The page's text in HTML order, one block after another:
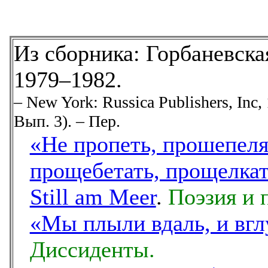
Из сборника:
1979–1982.
– New York: Russica Publishers,
Вып. 3). – Пер.
«Не пропеть,
прощебетать,
Still am Meer. Поэзия и
«Мы плыли вдаль, и
Диссиденты.